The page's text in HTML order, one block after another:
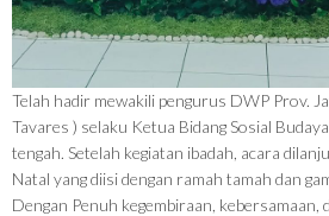
Telah hadir mewakili pengurus DWP Prov.
Tavares ) selaku Ketua Bidang Sosial
tengah. Setelah kegiatan ibadah, acara
Natal yang diisi dengan ramah tamah dan
Dengan Penuh kegembiraan, kebersamaan,